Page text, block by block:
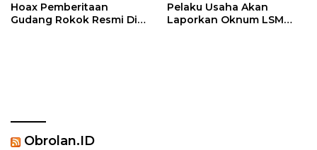
Hoax Pemberitaan
Gudang Rokok Resmi Di
Pelaku Usaha Akan
Laporkan Oknum LSM
Obrolan.ID